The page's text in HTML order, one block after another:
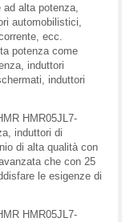
alta potenza,
automobilistici,
ecc.
potenza come
induttori
induttori
HMR05JL7-
induttori di
di alta qualità con
che con 25
le esigenze di
HMR05JL7-